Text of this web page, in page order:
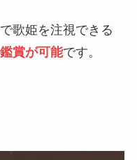
歌姫を注視できる
賞が可能です。